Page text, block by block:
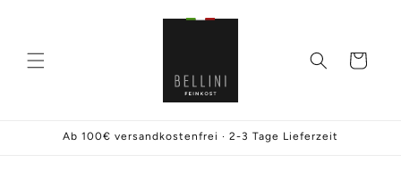
Warenkorb
Ab 100€ versandkostenfrei · 2-3 Tage Lieferzeit